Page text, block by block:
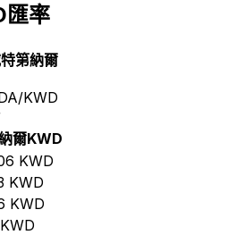
匯率
第納爾
KWD
爾KWD
KWD
KWD
KWD
KWD